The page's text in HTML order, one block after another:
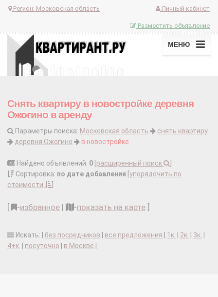
Регион: Московская область Личный кабинет
Разместить объявление
МЕНЮ
Снять квартиру в новостройке деревня
Ожогино в аренду
Параметры поиска: Московская область
снять квартиру
деревня Ожогино
в новостройке
Найдено объявлений: 0 расширенный поиск
Сортировка: по дате добавления упорядочить по
стоимости
-избранное | -показать на карте
Искать: | без посредников все предложения 1к. 2к. 3к.
4+к.
посуточно в Москве